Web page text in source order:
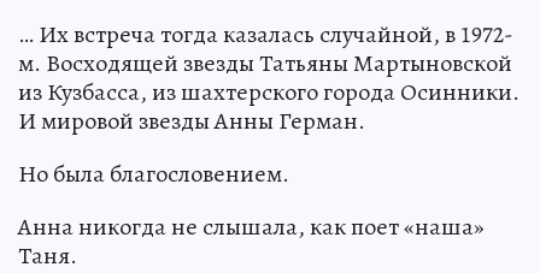
… Их встреча тогда казалась случайной, в 1972-
м. Восходящей звезды Татьяны Мартыновской
из Кузбасса, из шахтерского города Осинники.
И мировой звезды Анны Герман.
Но была благословением.
Анна никогда не слышала, как поет «наша»
Таня.